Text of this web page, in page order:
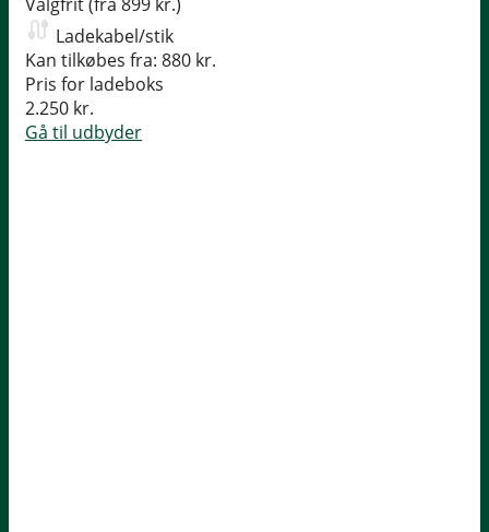
Ladekabel/stik
Kan tilkøbes fra: 880 kr.
Pris for ladeboks
2.250 kr.
Gå til udbyder